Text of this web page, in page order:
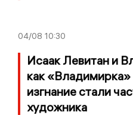
04/08 10:30
Исаак Левитан и
как
изгнание стали
художника